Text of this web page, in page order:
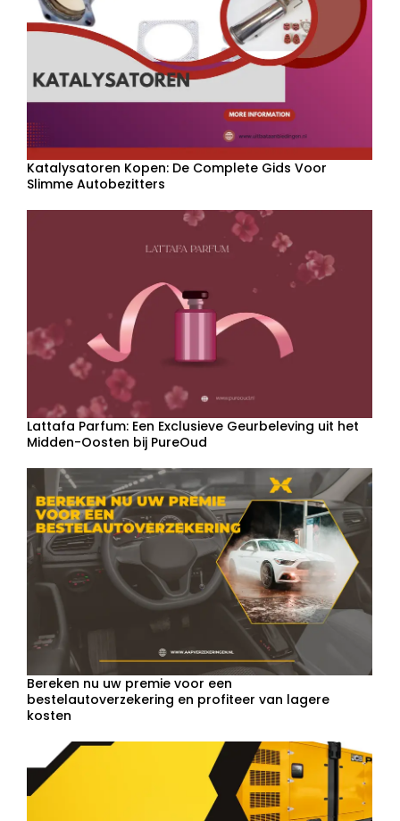
Katalysatoren Kopen: De Complete Gids Voor
Slimme Autobezitters
Lattafa Parfum: Een Exclusieve Geurbeleving uit het
Midden-Oosten bij PureOud
Bereken nu uw premie voor een
bestelautoverzekering en profiteer van lagere
kosten